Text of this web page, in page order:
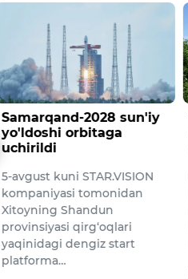
Samarqand-2028 sun'iy
yo'ldoshi orbitaga
uchirildi
5-avgust kuni STAR.VISION
kompaniyasi tomonidan
Xitoyning Shandun
provinsiyasi qirg‘oqlari
yaqinidagi dengiz start
platforma…